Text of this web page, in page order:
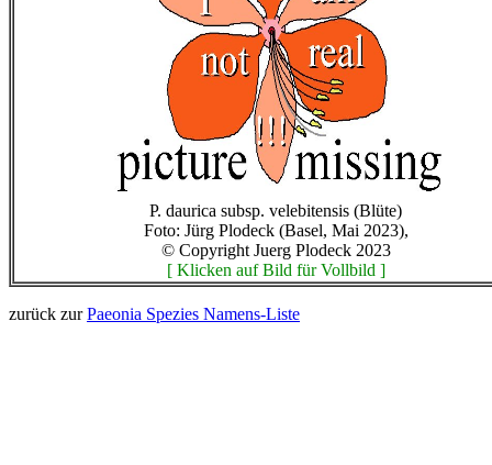
P. daurica subsp. velebitensis (Blüte)
Foto: Jürg Plodeck (Basel, Mai 2023),
© Copyright Juerg Plodeck 2023
[ Klicken auf Bild für Vollbild ]
zurück zurPaeonia Spezies Namens-Liste